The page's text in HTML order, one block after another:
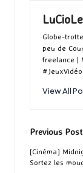
LuCioLe
Globe-
peu de
freelance |
#JeuxVidéo
View All
Post
Previous Post
[Cinéma]
Sortez les